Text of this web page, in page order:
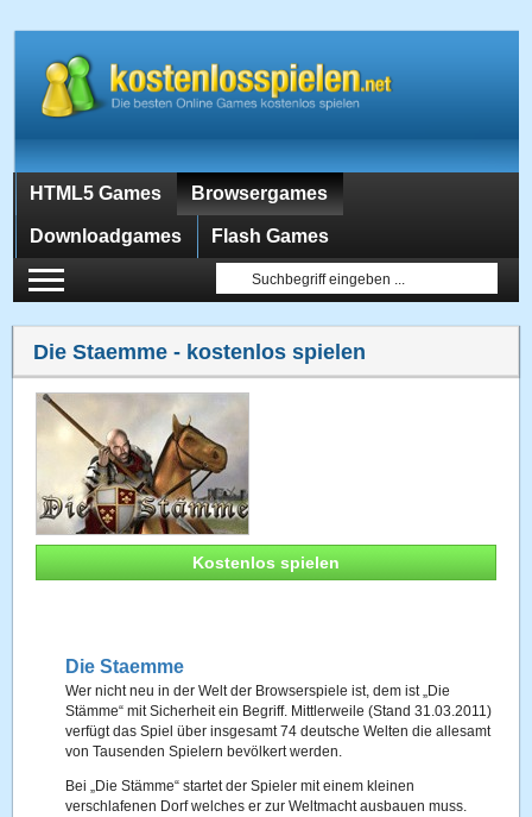
HTML5 Games Browsergames
Downloadgames Flash Games
Die Staemme - kostenlos spielen
Kostenlos spielen
Die Staemme
Wer nicht neu in der Welt der Browserspiele ist, dem ist „Die
Stämme“ mit Sicherheit ein Begriff. Mittlerweile (Stand 31.03.2011)
verfügt das Spiel über insgesamt 74 deutsche Welten die allesamt
von Tausenden Spielern bevölkert werden.
Bei „Die Stämme“ startet der Spieler mit einem kleinen
verschlafenen Dorf welches er zur Weltmacht ausbauen muss.